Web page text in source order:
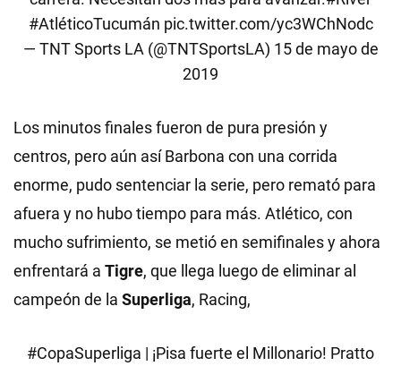
#AtléticoTucumán pic.twitter.com/yc3WChNodc
— TNT Sports LA (@TNTSportsLA) 15 de mayo de
2019
Los minutos finales fueron de pura presión y
centros, pero aún así Barbona con una corrida
enorme, pudo sentenciar la serie, pero remató para
afuera y no hubo tiempo para más. Atlético, con
mucho sufrimiento, se metió en semifinales y ahora
enfrentará a Tigre, que llega luego de eliminar al
campeón de la Superliga, Racing,
#CopaSuperliga | ¡Pisa fuerte el Millonario! Pratto